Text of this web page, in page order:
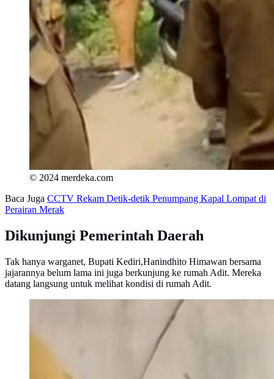
© 2024 merdeka.com
Baca Juga CCTV Rekam Detik-detik Penumpang Kapal Lompat di
Perairan Merak
Dikunjungi Pemerintah Daerah
Tak hanya warganet, Bupati Kediri,Hanindhito Himawan bersama
jajarannya belum lama ini juga berkunjung ke rumah Adit. Mereka
datang langsung untuk melihat kondisi di rumah Adit.